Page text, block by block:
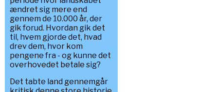
ændret sig mere end
gennem de 10.000 år, der
gik forud. Hvordan gik det
til, hvem gjorde det, hvad
drev dem, hvor kom
pengene fra - og kunne det
overhovedet betale sig?
Det tabte land gennemgår